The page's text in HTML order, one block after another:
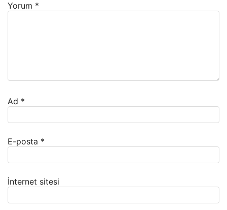
Yorum *
Ad *
E-posta *
İnternet sitesi